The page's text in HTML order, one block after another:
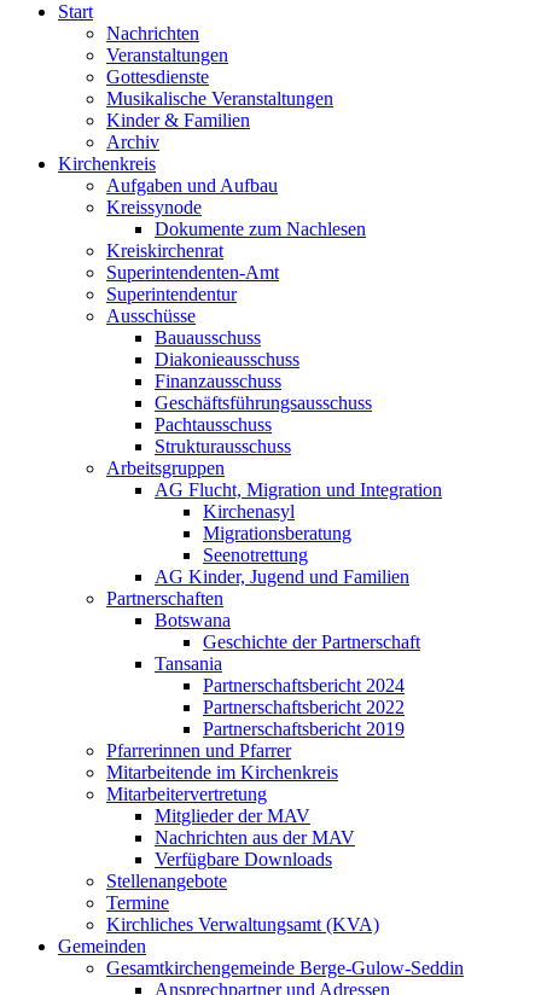
Start
Nachrichten
Veranstaltungen
Gottesdienste
Musikalische Veranstaltungen
Kinder & Familien
Archiv
Kirchenkreis
Aufgaben und Aufbau
Kreissynode
Dokumente zum Nachlesen
Kreiskirchenrat
Superintendenten-Amt
Superintendentur
Ausschüsse
Bauausschuss
Diakonieausschuss
Finanzausschuss
Geschäftsführungsausschuss
Pachtausschuss
Strukturausschuss
Arbeitsgruppen
AG Flucht, Migration und Integration
Kirchenasyl
Migrationsberatung
Seenotrettung
AG Kinder, Jugend und Familien
Partnerschaften
Botswana
Geschichte der Partnerschaft
Tansania
Partnerschaftsbericht 2024
Partnerschaftsbericht 2022
Partnerschaftsbericht 2019
Pfarrerinnen und Pfarrer
Mitarbeitende im Kirchenkreis
Mitarbeitervertretung
Mitglieder der MAV
Nachrichten aus der MAV
Verfügbare Downloads
Stellenangebote
Termine
Kirchliches Verwaltungsamt (KVA)
Gemeinden
Gesamtkirchengemeinde Berge-Gulow-Seddin
Ansprechpartner und Adressen